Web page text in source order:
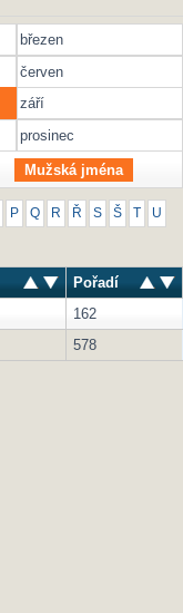
březen
červen
září
prosinec
Mužská jména
P Q R Ř S Š U
Pořadí
162
578